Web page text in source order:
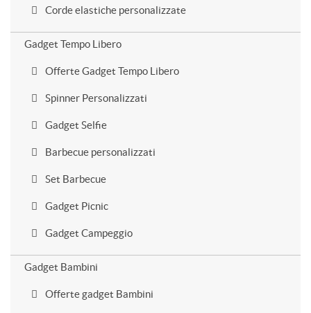
Corde elastiche personalizzate
Gadget Tempo Libero
Offerte Gadget Tempo Libero
Spinner Personalizzati
Gadget Selfie
Barbecue personalizzati
Set Barbecue
Gadget Picnic
Gadget Campeggio
Gadget Bambini
Offerte gadget Bambini